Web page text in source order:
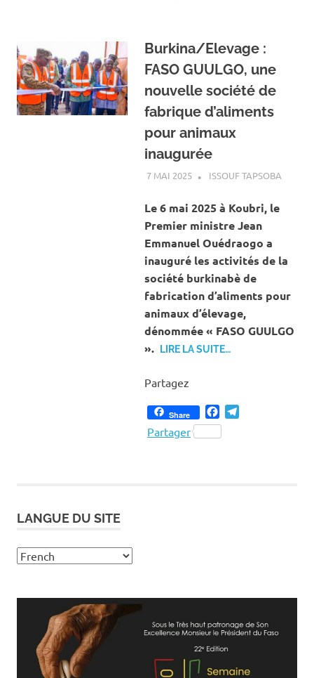
Burkina/Elevage :
FASO GUULGO, une
nouvelle société de
fabrique d’aliments
pour animaux
inaugurée
7 MAI 2025 ISSOUF TAPSOBA
Le 6 mai 2025 à Koubri, le
Premier ministre Jean
Emmanuel Ouédraogo a
inauguré les activités de la
société burkinabè de
fabrication d’aliments pour
animaux d’élevage,
dénommée « FASO GUULGO
».
LIRE LA SUITE…
Partagez
Share Facebook
Partager
LANGUE DU SITE